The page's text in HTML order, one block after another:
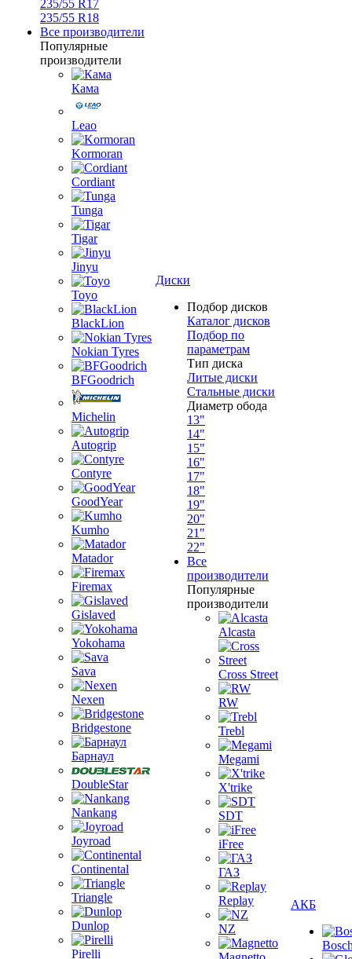
235/55 R17
235/55 R18
Все производители
Популярные
производители
Кама
Leao
Kormoran
Cordiant
Tunga
Tigar
Jinyu
Toyo
BlackLion
Nokian Tyres
BFGoodrich
Michelin
Autogrip
Contyre
GoodYear
Kumho
Matador
Firemax
Gislaved
Yokohama
Sava
Nexen
Bridgestone
Барнаул
DoubleStar
Nankang
Joyroad
Continental
Triangle
Dunlop
Pirelli
Диски
Подбор дисков
Каталог дисков
Подбор по
параметрам
Тип диска
Литые диски
Стальные диски
Диаметр обода
13"
14"
15"
16"
17"
18"
19"
20"
21"
22"
Все
производители
Популярные
производители
Alcasta
Cross Street
RW
Trebl
Megami
X'trike
SDT
iFree
ГАЗ
Replay
NZ
АКБ